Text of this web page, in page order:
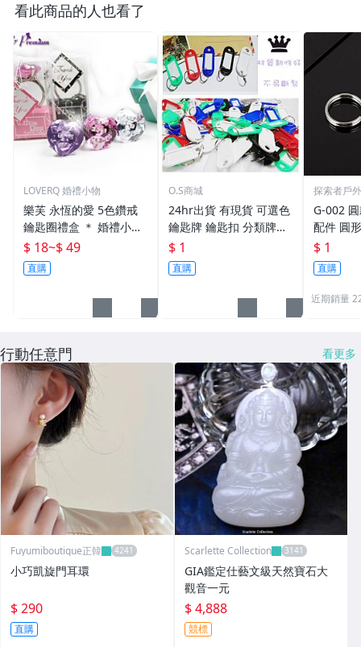
看此商品的人也看了
LOVERQ 婚禮小物
樂芙 永恆的愛 5色鑽戒
鑰匙圈禮盒 ＊ 婚禮小物
二次進場 工商禮贈品 戒
指鑰匙圈 鑽石鑰匙扣 大
鑽戒 送客禮 活動贈品
$ 18~$ 49
直購
O.S商城
24hr出貨 有現貨 可選色
鑰匙牌 鑰匙扣 分類牌鎖
匙 分類牌 塑膠鑰匙牌 鑰
匙扣 號碼牌 分類牌 標記
鑰匙吊牌 掛牌
$ 1
直購
探索者戶
G-002
配件 圓
鑰匙圈
單個鑰
$ 1
直購
近期銷量
行動任意門 看更多
Fuyumiboutique正韓
小巧凱旋門耳環
$ 290
直購
Scarlette Collection
GIA鑑定仕藝文級天然寶石大
觀音一元
$ 4,888
競標